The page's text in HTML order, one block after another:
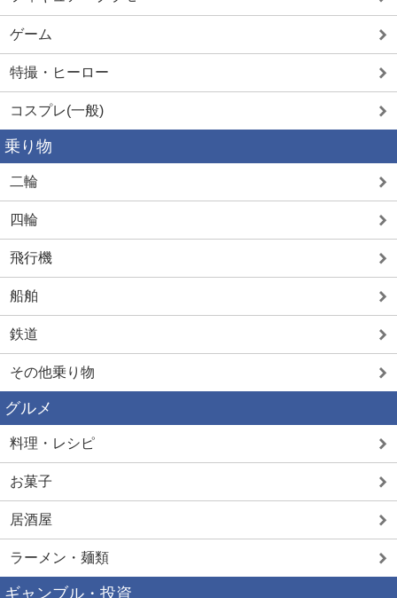
ゲーム
特撮・ヒーロー
コスプレ(一般)
乗り物
二輪
四輪
飛行機
船舶
鉄道
その他乗り物
グルメ
料理・レシピ
お菓子
居酒屋
ラーメン・麺類
ギャンブル・投資